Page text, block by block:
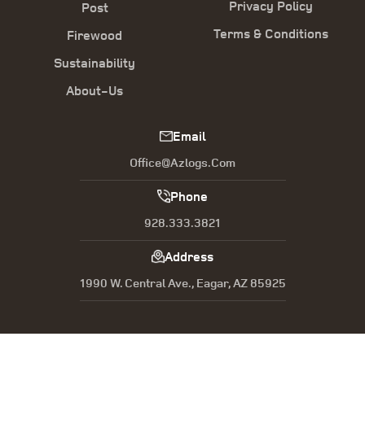
Post
Firewood
Sustainability
About-Us
Privacy Policy
Terms & Conditions
Email
Office@azlogs.com
Phone
928.333.3821
Address
1990 W. Central Ave., Eagar, AZ 85925